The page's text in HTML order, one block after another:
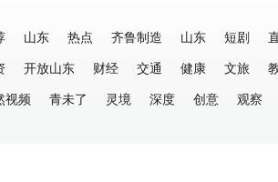
山东 热点 齐鲁制造 山东 短剧
开放山东 财经 交通 健康 文旅
视频
青未了 灵境 深度 创意 观察